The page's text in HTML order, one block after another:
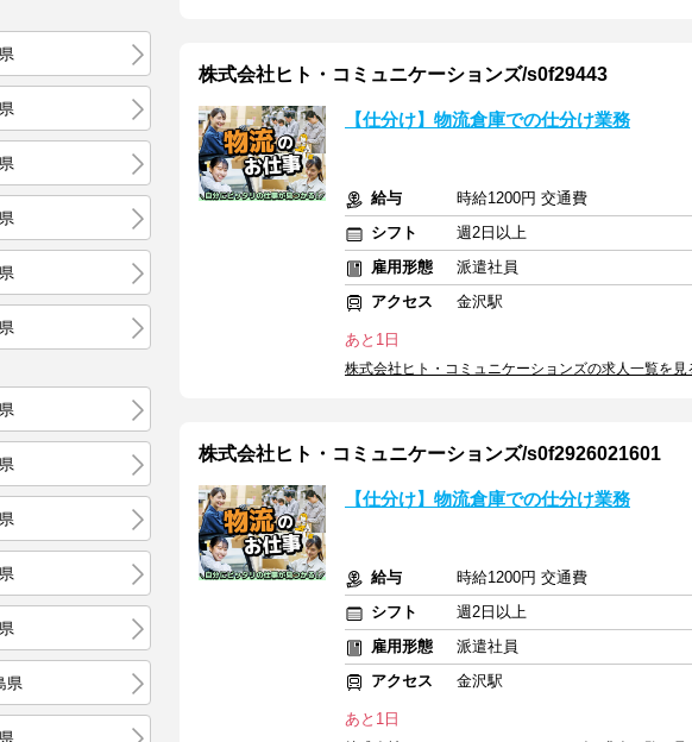
県
株式会社ヒト・コミュニケーションズ/s0f29443
【仕分け】物流倉庫での仕分け業務
給与
時給1200円 交通費
シフト
週2日以上
雇用形態
派遣社員
アクセス
金沢駅
あと1日
株式会社ヒト・コミュニケーションズの求人一覧を見
株式会社ヒト・コミュニケーションズ/s0f2926021601
【仕分け】物流倉庫での仕分け業務
給与
時給1200円 交通費
シフト
週2日以上
雇用形態
派遣社員
アクセス
金沢駅
あと1日